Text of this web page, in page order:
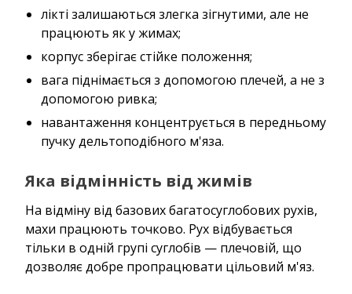
лікті залишаються злегка зігнутими, але не
працюють як у жимах;
корпус зберігає стійке положення;
вага піднімається з допомогою плечей, а не з
допомогою ривка;
навантаження концентрується в передньому
пучку дельтоподібного м'яза.
Яка відмінність від жимів
На відміну від базових багатосуглобових рухів,
махи працюють точково. Рух відбувається
тільки в одній групі суглобів — плечовій, що
дозволяє добре пропрацювати цільовий м'яз.